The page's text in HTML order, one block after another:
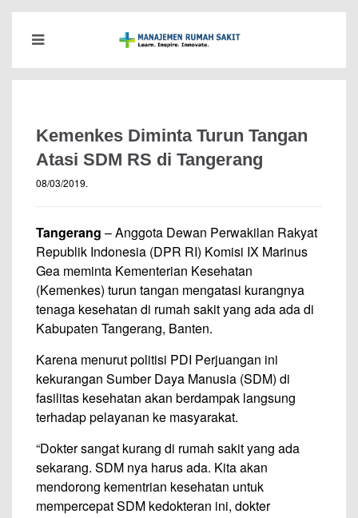
Kemenkes Diminta Turun Tangan
Atasi SDM RS di Tangerang
08/03/2019.
Tangerang – Anggota Dewan Perwakilan Rakyat
Republik Indonesia (DPR RI) Komisi IX Marinus
Gea meminta Kementerian Kesehatan
(Kemenkes) turun tangan mengatasi kurangnya
tenaga kesehatan di rumah sakit yang ada ada di
Kabupaten Tangerang, Banten.
Karena menurut politisi PDI Perjuangan ini
kekurangan Sumber Daya Manusia (SDM) di
fasilitas kesehatan akan berdampak langsung
terhadap pelayanan ke masyarakat.
“Dokter sangat kurang di rumah sakit yang ada
sekarang. SDM nya harus ada. Kita akan
mendorong kementrian kesehatan untuk
mempercepat SDM kedokteran ini, dokter